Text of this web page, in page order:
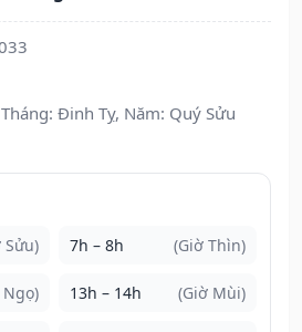
Đinh Tỵ, Năm: Quý Sửu
Sửu) 7h – 8h (Giờ Thìn)
13h – 14h (Giờ Mùi)